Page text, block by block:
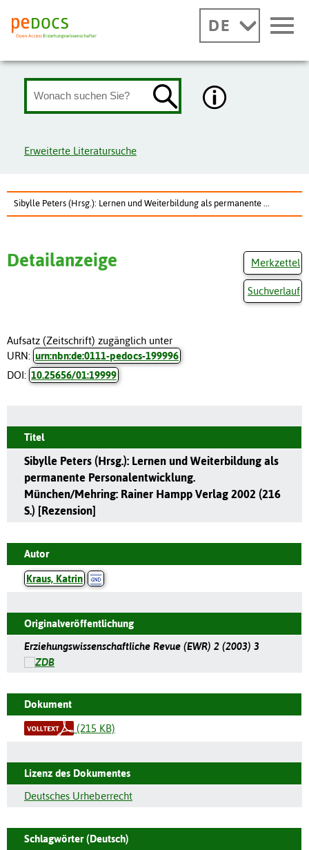
DE
Erweiterte Literatursuche
Sibylle Peters (Hrsg.): Lernen und Weiterbildung als permanente ...
Merkzettel
Suchverlauf
Detailanzeige
Aufsatz (Zeitschrift) zugänglich unter
URN: urn:nbn:de:0111-pedocs-199996
DOI: 10.25656/01:19999
Titel
Sibylle Peters (Hrsg.): Lernen und Weiterbildung als
permanente Personalentwicklung.
München/Mehring: Rainer Hampp Verlag 2002 (216
S.) [Rezension]
Autor
Kraus, Katrin
Originalveröffentlichung
Erziehungswissenschaftliche Revue (EWR) 2 (2003) 3
Dokument
(215 KB)
Lizenz des Dokumentes
Deutsches Urheberrecht
Schlagwörter (Deutsch)